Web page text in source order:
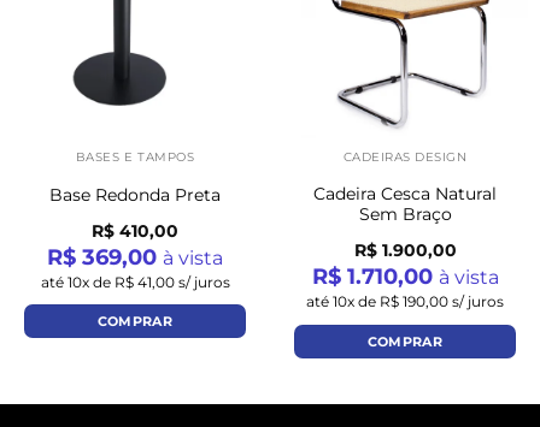
BASES E TAMPOS
Base Redonda Preta
R$ 410,00
R$ 369,00 à vista
até 10x de R$ 41,00 s/ juros
COMPRAR
CADEIRAS DESIGN
Cadeira Cesca Natural
Sem Braço
R$ 1.900,00
R$ 1.710,00 à vista
até 10x de R$ 190,00 s/ juros
COMPRAR